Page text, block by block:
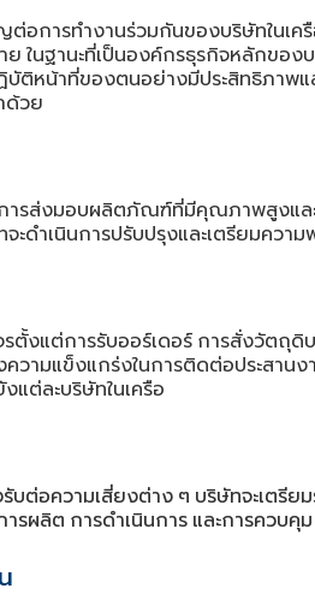
อการทํางานร่วมกันของบริษัทในเครื
ย ในฐานะที่เป็นองค์กรธุรกิจหลักของ
บัติหน้าที่ของตนอย่างมีประสิทธิภาพแ
ด้วย
นการส่งมอบผลิตภัณฑ์ที่มีคุณภาพสูง
จะดําเนินการปรับปรุงและเตรียมคว
ตั้งแต่การรับออร์เดอร์ การสั่งวัตถุดิบ
วามแข็งแกร่งในการติดต่อประสาน
แต่ละบริษัทในเครือ
บต่อความเสี่ยงต่าง ๆ บริษัทจะเตรีย
ารผลิต การดําเนินการ และการควบคุม